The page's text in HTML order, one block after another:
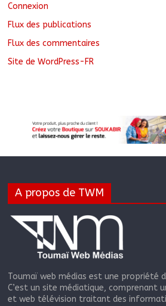
Connexion
Flux des publications
Flux des commentaires
Site de WordPress-FR
A propos de TWM
Toumaï web médias est une propriété
C’est un site médiatique, comprenant
et web télévision traitant des